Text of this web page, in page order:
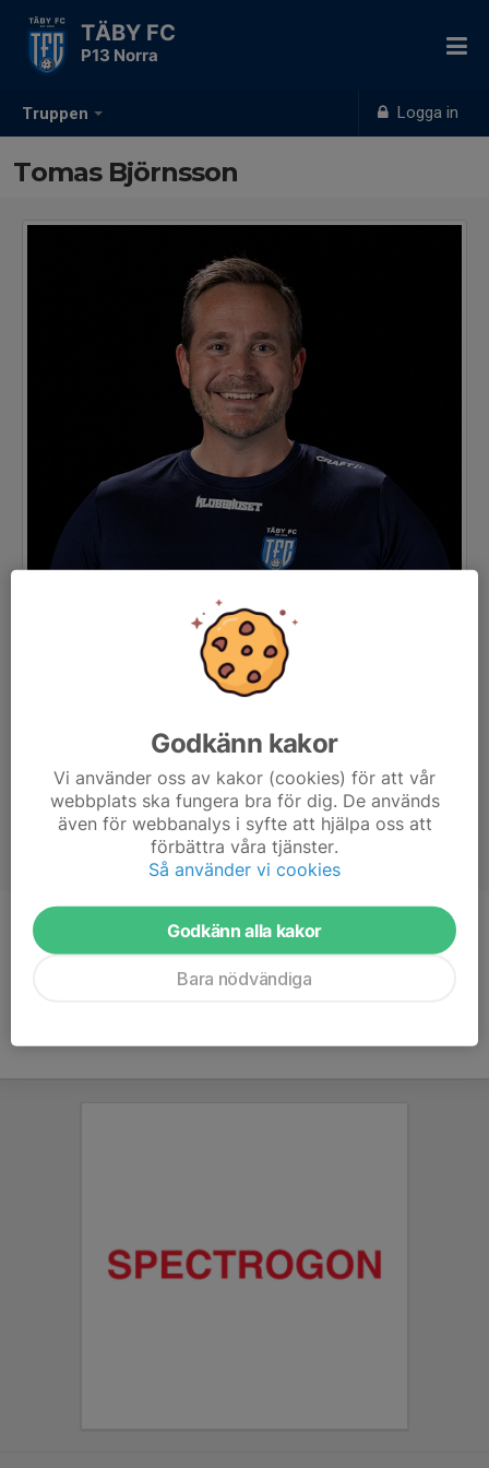
Truppen Logga in
TÄBY FC
P13 Norra
Tomas Björnsson
Titel Huvudtränare
Godkänn kakor
Vi använder oss av kakor (cookies) för att vår
webbplats ska fungera bra för dig. De används
även för webbanalys i syfte att hjälpa oss att
förbättra våra tjänster.
Så använder vi cookies
Godkänn alla kakor
Bara nödvändiga